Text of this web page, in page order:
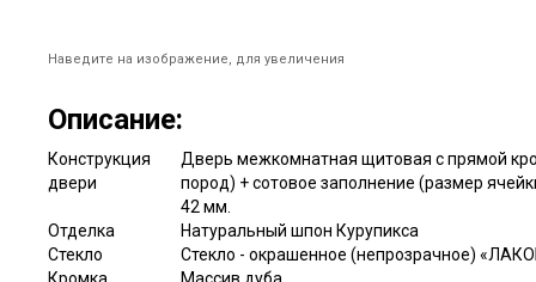
Наведите на изображение, для увеличения
Описание:
Конструкция
двери
Дверь межкомнатная щитовая с прямой
пород) + сотовое заполнение (размер
42 мм.
Отделка
Натуральный шпон Курупикса
Стекло
Стекло - окрашенное (непрозрачное)